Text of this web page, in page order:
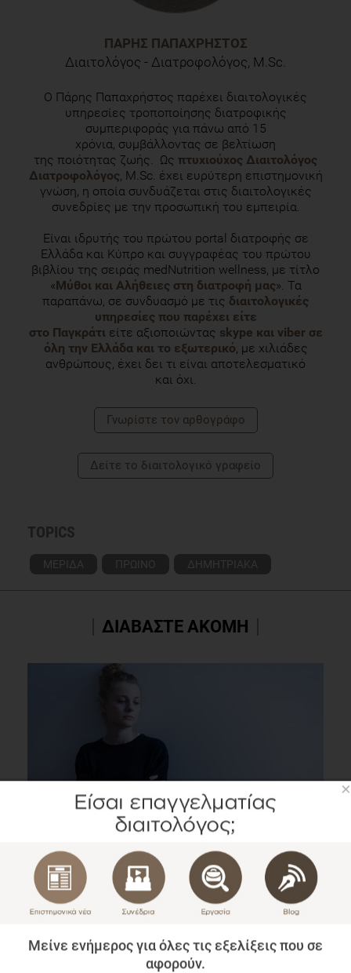
ΠΆΡΗΣ ΠΑΠΑΧΡΉΣΤΟΣ
Διαιτολόγος - Διατροφολόγος, M.Sc.
Ο Πάρης Παπαχρήστος παρέχει διαιτολογικές
υπηρεσίες τροποποίησης διατροφικής
συμπεριφοράς για πάνω από 15
χρόνια, συμβάλλοντας σε βελτίωση
της ποιότητας ζωής. Ως πτυχιούχος Διαιτολόγος
Διατροφολόγος, M.Sc. έχει ευρύτερη επιστημονική
γνώση, η οποία συνδυάζεται στις διαιτολογικές
συνεδρίες με την προσωπική του εμπειρία.
Είναι ιδρυτής του πρώτου portal διατροφής σε
Ελλάδα και Κύπρο και συγγραφέας του πρώτου
βιβλίου της σειράς medNutrition wellness, με τίτλο
«Μύθοι και Αλήθειες στη διατροφή μας». Τα
παραπάνω, σε συνδυασμό με τις διαιτολογικές
υπηρεσίες που παρέχει είτε
στο Παγκράτι είτε αξιοποιώντας skype και viber σε
όλη την Ελλάδα και το εξωτερικό, με χιλιάδες
ανθρώπους, έχει δει τι είναι αποτελεσματικό
και όχι.
Γνωρίστε τoν αρθογράφο
Δείτε το διαιτολογικό γραφείο
TOPICS
ΜΕΡΙΔΑ ΠΡΩΙΝΟ ΔΗΜΗΤΡΙΑΚΑ
ΔΙΑΒΑΣΤΕ ΑΚΟΜΗ
Blog
1 λεπτό να διαβαστεί
×
Μείνε ενήμερος για όλες τις εξελίξεις που σε
αφορούν.